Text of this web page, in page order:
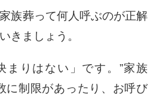
族葬って何人呼ぶのが正解
きましょう。
まりはない」です。”家族
に制限があったり、お呼び